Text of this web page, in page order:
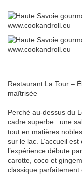
Restaurant La Tour –
maîtrisée
Perché au-dessus du
cadre superbe : une
tout en matières
sur le lac. L’accueil
l’expérience débute
carotte, coco et
classique parfaitement